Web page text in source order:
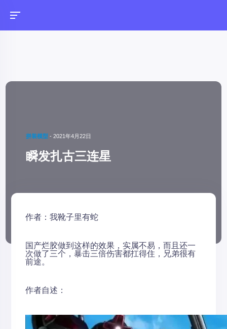
拼装模型 -2021年4月22日
瞬发扎古三连星
作者：我靴子里有蛇
国产烂胶做到这样的效果，实属不易，而且还一
次做了三个，暴击三倍伤害都扛得住，兄弟很有
前途。
作者自述：